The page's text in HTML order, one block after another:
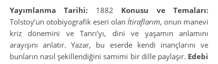
Yayımlanma Tarihi: 1882 Konusu ve Temaları:
Tolstoy’un otobiyografik eseri olan İtiraflarım, onun manevi
kriz dönemini ve Tanrı’yı, dini ve yaşamın anlamını
arayışını anlatır. Yazar, bu eserde kendi inançlarını ve
bunların nasıl şekillendiğini samimi bir dille paylaşır. Edebi